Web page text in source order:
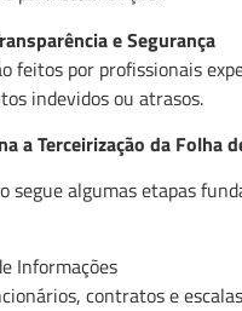
e Segurança
feitos por profissionais
indevidos ou atrasos.
a Terceirização da Folha
segue algumas etapas
Informações
contratos e